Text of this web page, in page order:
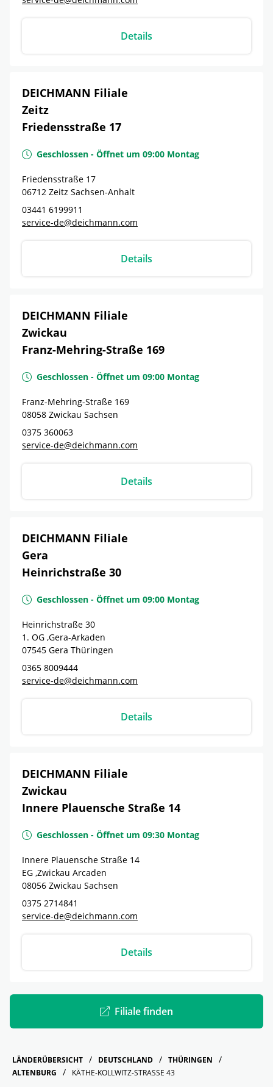
Details
DEICHMANN Filiale
Zeitz
Friedensstraße 17
Geschlossen - Öffnet um 09:00 Montag
Friedensstraße 17
06712 Zeitz Sachsen-Anhalt
03441 6199911
service-de@deichmann.com
Details
DEICHMANN Filiale
Zwickau
Franz-Mehring-Straße 169
Geschlossen - Öffnet um 09:00 Montag
Franz-Mehring-Straße 169
08058 Zwickau Sachsen
0375 360063
service-de@deichmann.com
Details
DEICHMANN Filiale
Gera
Heinrichstraße 30
Geschlossen - Öffnet um 09:00 Montag
Heinrichstraße 30
1. OG ,Gera-Arkaden
07545 Gera Thüringen
0365 8009444
service-de@deichmann.com
Details
DEICHMANN Filiale
Zwickau
Innere Plauensche Straße 14
Geschlossen - Öffnet um 09:30 Montag
Innere Plauensche Straße 14
EG ,Zwickau Arcaden
08056 Zwickau Sachsen
0375 2714841
service-de@deichmann.com
Details
Filiale finden
LÄNDERÜBERSICHT DEUTSCHLAND
THÜRINGEN
ALTENBURG
KÄTHE-KOLLWITZ-STRASSE 43